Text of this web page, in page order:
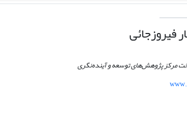
فیروزجائی
مرکز پژوهش‌های توسعه و آینده‌نگری